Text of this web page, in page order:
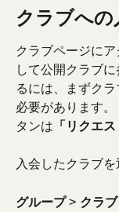
クラブへ
クラブページに
して公開クラブ
るには、まずク
必要があります
タンは 「リクエ
入会したクラブを
グループ > クラブ